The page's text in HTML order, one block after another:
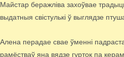
Майстар беражліва захоўвае
выдатныя свістулькі ў выглядзе
Алена перадае свае ўменні
рамёстваў яна вядзе гурток па